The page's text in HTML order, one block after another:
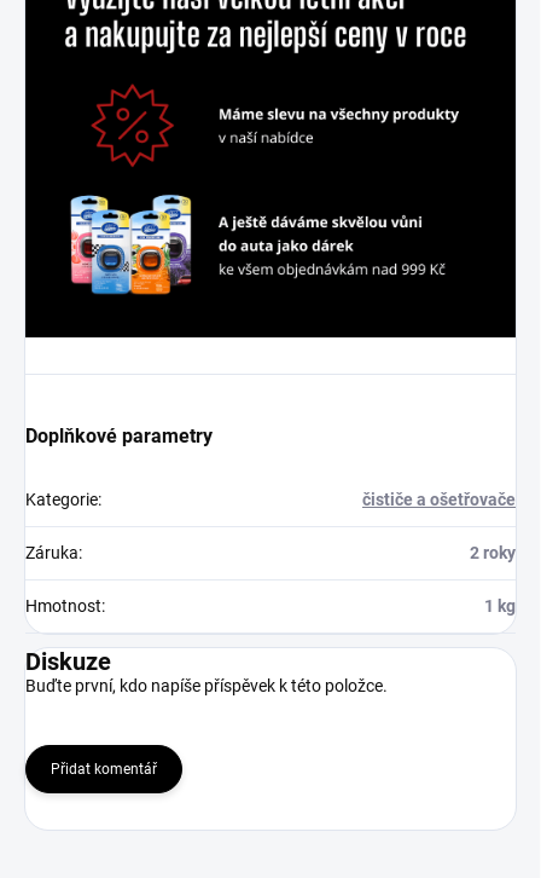
Doplňkové parametry
Kategorie: čističe a ošetřovače
Záruka: 2 roky
Hmotnost: 1 kg
Diskuze
Buďte první, kdo napíše příspěvek k této položce.
Přidat komentář